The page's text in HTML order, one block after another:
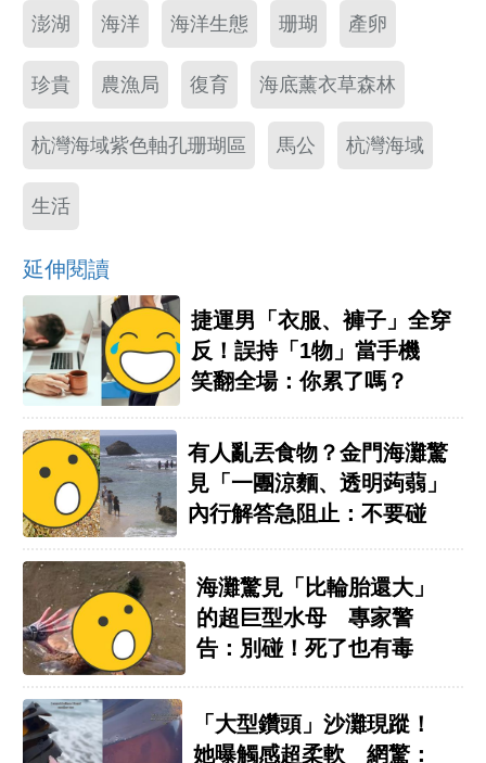
澎湖 海洋 海洋生態 珊瑚 產卵
珍貴 農漁局 復育 海底薰衣草森林
杭灣海域紫色軸孔珊瑚區 馬公 杭灣海域
生活
延伸閱讀
捷運男「衣服、褲子」全穿
反！誤持「1物」當手機
笑翻全場：你累了嗎？
有人亂丟食物？金門海灘驚
見「一團涼麵、透明蒟蒻」
內行解答急阻止：不要碰
海灘驚見「比輪胎還大」
的超巨型水母 專家警
告：別碰！死了也有毒
「大型鑽頭」沙灘現蹤！
她曝觸感超柔軟 網驚：